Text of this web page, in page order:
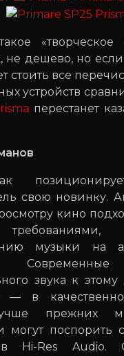
«творческое
не дешево, но
стоить все
устройств
перестанет
свою новинку.
кино
музыки на
звука к этому
— в
прежних
могут поспорить
в Hi-Res Audio.